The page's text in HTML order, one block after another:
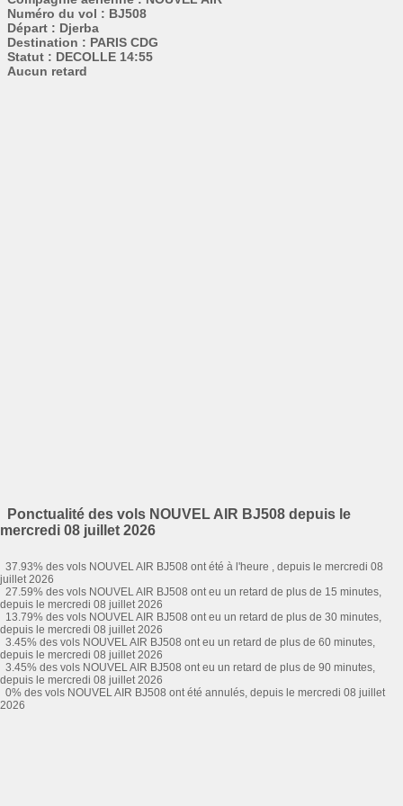
Numéro du vol : BJ508
Départ : Djerba
Destination : PARIS CDG
Statut : DECOLLE 14:55
Aucun retard
Ponctualité des vols NOUVEL AIR BJ508 depuis le
mercredi 08 juillet 2026
37.93% des vols NOUVEL AIR BJ508 ont été à l'heure , depuis le mercredi 08
juillet 2026
27.59% des vols NOUVEL AIR BJ508 ont eu un retard de plus de 15 minutes,
depuis le mercredi 08 juillet 2026
13.79% des vols NOUVEL AIR BJ508 ont eu un retard de plus de 30 minutes,
depuis le mercredi 08 juillet 2026
3.45% des vols NOUVEL AIR BJ508 ont eu un retard de plus de 60 minutes,
depuis le mercredi 08 juillet 2026
3.45% des vols NOUVEL AIR BJ508 ont eu un retard de plus de 90 minutes,
depuis le mercredi 08 juillet 2026
0% des vols NOUVEL AIR BJ508 ont été annulés, depuis le mercredi 08 juillet
2026